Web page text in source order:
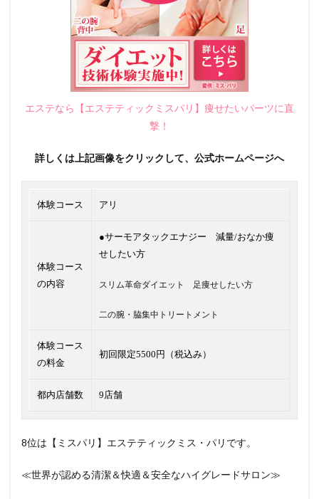
エステなら【エステティックミスパリ】痩せたいパーツに直
撃！
詳しくは上記画像をクリックして、公式ホームページへ
体験コース アリ
体験コース
の内容
●サーモアタックエナジー 減量/おなか痩
せしたい方
スリム革命ダイエット 足痩せしたい方
二の腕・脇集中トリートメント
体験コース
の料金
初回限定5500円（税込み）
都内店舗数 9店舗
8位は【ミスパリ】エステティックミス・パリです。
≪世界が認める清潔＆快適＆安全なハイグレードサロン≫